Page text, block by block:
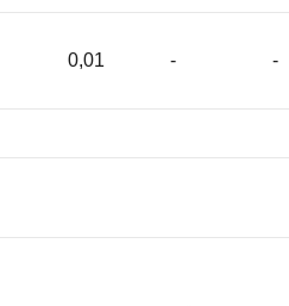
0,01 - -